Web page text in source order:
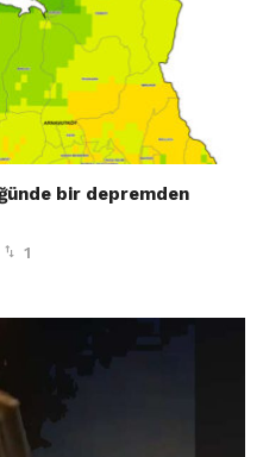
bir depremden
1